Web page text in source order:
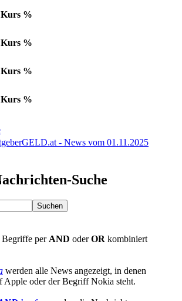
Kurs %
Kurs %
Kurs %
Kurs %
- News vom 01.11.2025
Suche
Suchen
Begriffe per AND oderOR kombiniert
werden alle News angezeigt, in denen
Apple oder der Begriff Nokia steht.